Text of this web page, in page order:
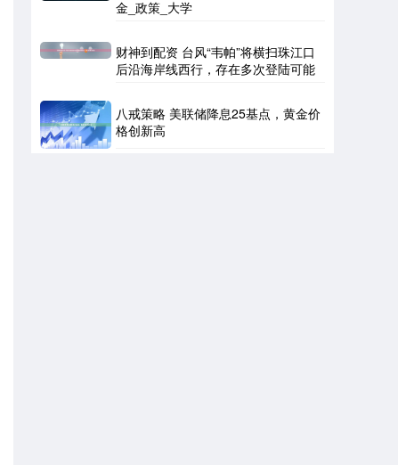
金_政策_大学
财神到配资 台风“韦帕”将横扫珠江口
后沿海岸线西行，存在多次登陆可能
八戒策略 美联储降息25基点，黄金价
格创新高